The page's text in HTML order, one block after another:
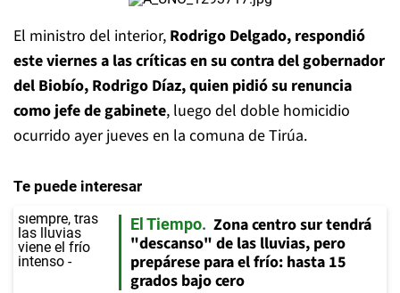
El ministro del interior, Rodrigo Delgado, respondió
este viernes a las críticas en su contra del gobernador
del Biobío, Rodrigo Díaz, quien pidió su renuncia
como jefe de gabinete, luego del doble homicidio
ocurrido ayer jueves en la comuna de Tirúa.
Te puede interesar
El Tiempo
Zona centro sur tendrá
"descanso" de las lluvias, pero
prepárese para el frío: hasta 15
grados bajo cero